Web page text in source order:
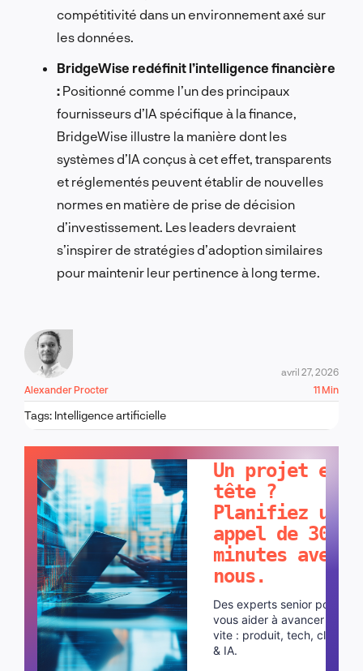
compétitivité dans un environnement axé sur
les données.
BridgeWise redéfinit l’intelligence financière
: Positionné comme l’un des principaux
fournisseurs d’IA spécifique à la finance,
BridgeWise illustre la manière dont les
systèmes d’IA conçus à cet effet, transparents
et réglementés peuvent établir de nouvelles
normes en matière de prise de décision
d’investissement. Les leaders devraient
s’inspirer de stratégies d’adoption similaires
pour maintenir leur pertinence à long terme.
Alexander Procter
avril 27, 2026
11 Min
Tags: Intelligence artificielle
Un projet en
tête ?
Planifiez un
appel de 30
minutes avec
nous.
Des experts senior pour
vous aider à avancer plus
vite : produit, tech, cloud
& IA.